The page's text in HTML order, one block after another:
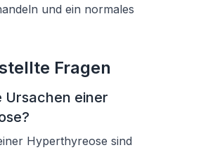
und ein normales
Fragen
Ursachen einer
Hyperthyreose sind